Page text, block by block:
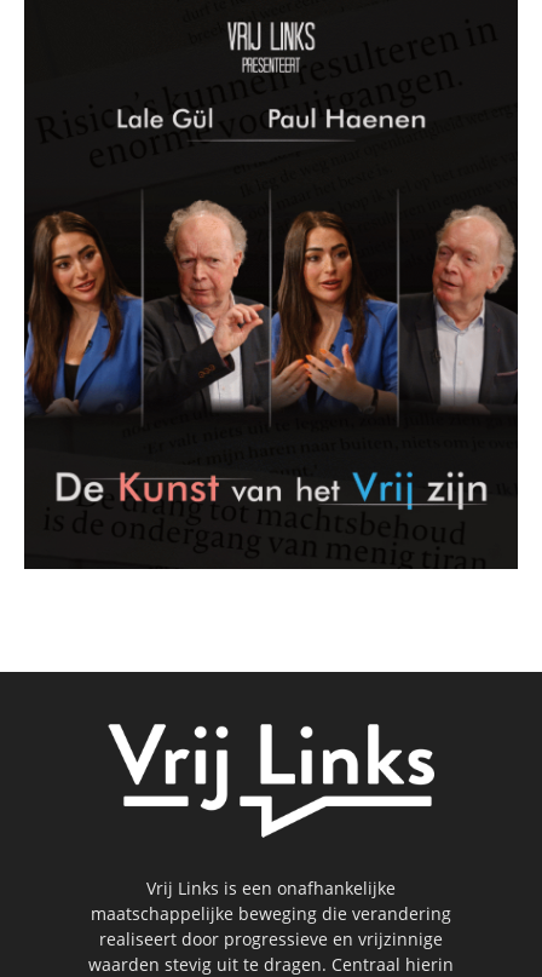
Vrij Links is een onafhankelijke
maatschappelijke beweging die verandering
realiseert door progressieve en vrijzinnige
waarden stevig uit te dragen. Centraal hierin